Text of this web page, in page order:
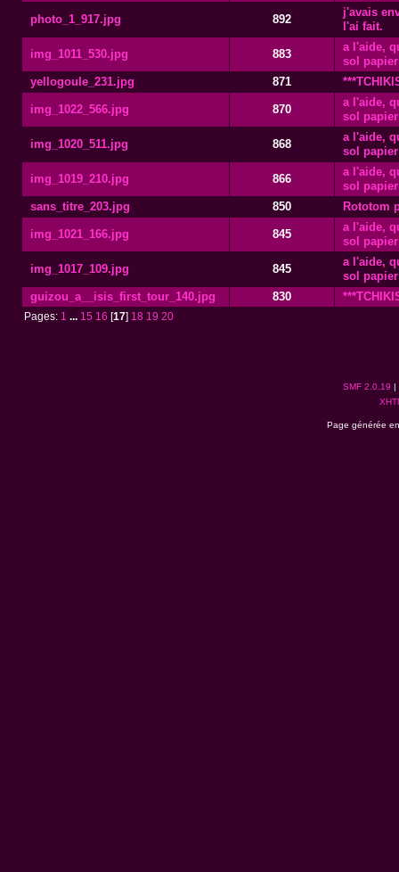
photo_1_917.jpg 892
j'avais
l'ai fait.
img_1011_530.jpg 883
a l'aide,
sol
yellogoule_231.jpg
871
img_1022_566.jpg 870
a l'aide,
sol
img_1020_511.jpg 868
a l'aide,
sol
img_1019_210.jpg 866
a l'aide,
sol
sans_titre_203.jpg
850 Rototom
img_1021_166.jpg 845
a l'aide,
sol
img_1017_109.jpg 845
a l'aide,
sol
guizou_a__isis_first_tour_140.jpg
830
Pages: 1 ... 15 16 [17 18 19 20
SMF 2.0.19 |
Page générée